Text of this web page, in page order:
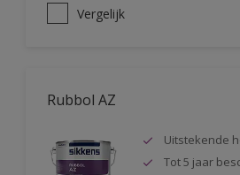
Vergelijk
Rubbol AZ
Uitstekende
Tot 5 jaar